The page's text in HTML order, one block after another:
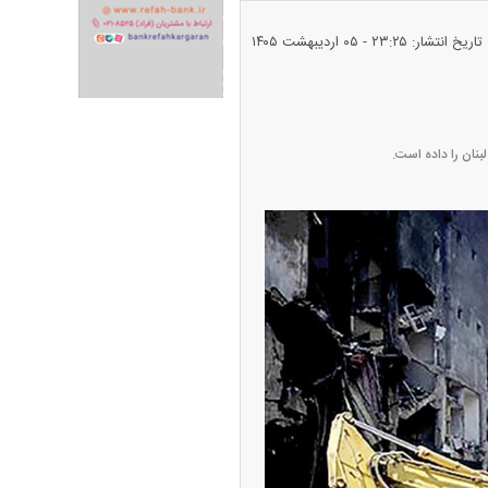
تاریخ انتشار: ۲۳:۲۵ - ۰۵ ارديبهشت ۱۴۰۵
را داده است.
قیمت سکه و طلا + جدول
پیش‌بینی بورس امروز دوشنبه ۱۲ مرداد ماه